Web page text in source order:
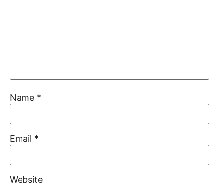
Name *
Email *
Website